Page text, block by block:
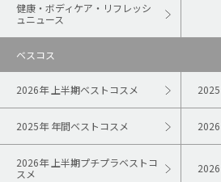
健康・ボディケア・リフレッシ
ュニュース
ベスコス
2026年 上半期ベストコスメ
2025年 年間ベストコスメ
2026年 上半期プチプラベストコ
スメ